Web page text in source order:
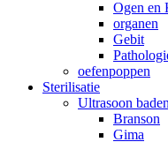
Ogen en
organen
Gebit
oefenpoppen
Sterilisatie
Ultrasoon baden
Branson
Gima